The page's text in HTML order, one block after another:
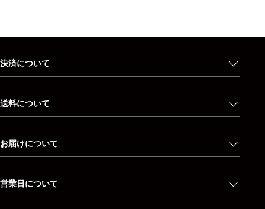
決済について
送料について
お届けについて
営業日について